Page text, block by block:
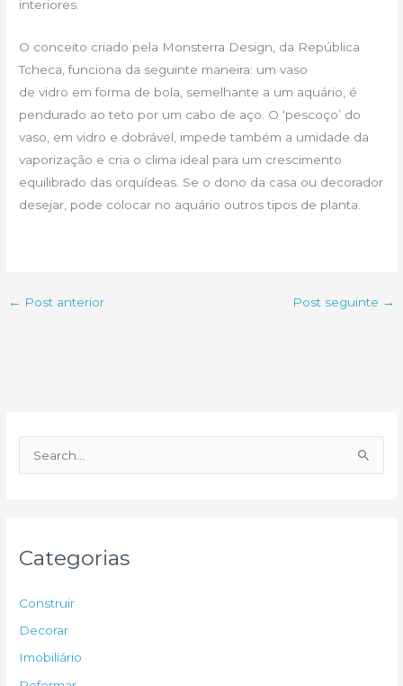
interiores.
O conceito criado pela Monsterra Design, da República
Tcheca, funciona da seguinte maneira: um vaso
de vidro em forma de bola, semelhante a um aquário, é
pendurado ao teto por um cabo de aço. O ‘pescoço’ do
vaso, em vidro e dobrável, impede também a umidade da
vaporização e cria o clima ideal para um crescimento
equilibrado das orquídeas. Se o dono da casa ou decorador
desejar, pode colocar no aquário outros tipos de planta.
← Post anterior Post seguinte →
e
p
Categorias
Construir
Decorar
Imobiliário